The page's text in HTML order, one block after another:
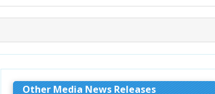
Other Media News Releases